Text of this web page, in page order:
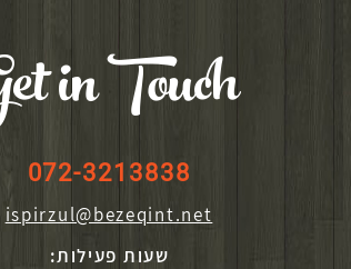
in Touch
072-3213838
ispirzul@bezeqint.net
שעות פעילות: